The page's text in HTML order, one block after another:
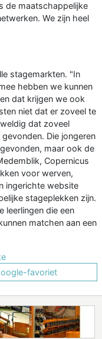
de maatschappelijke
We zijn heel
stagemarkten. "In
hebben we kunnen
dat krijgen we ook
niet dat er zoveel te
dat zoveel
Die jongeren
maar ook de
Copernicus
voor werven,
ingerichte website
stageplekken zijn.
leerlingen die een
matchen aan een
favoriet